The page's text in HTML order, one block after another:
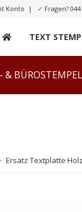
Konto | ✓ Fragen?
TEXT
& BÜROSTEMPEL
Ersatz Textplatte